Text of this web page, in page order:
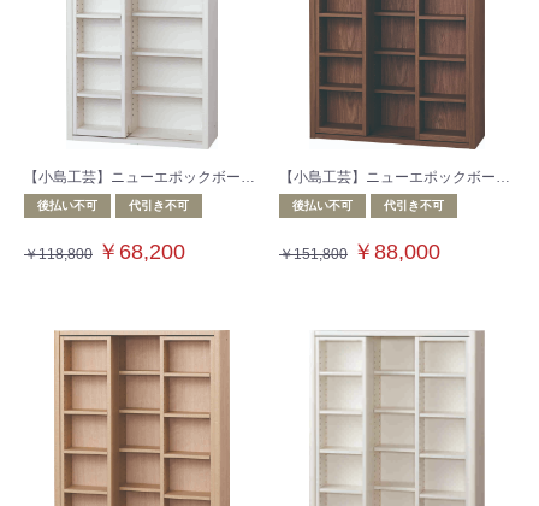
後払い不可 代引き不可
￥118,800 ￥68,200
後払い不可 代引き不可
￥151,800 ￥88,000